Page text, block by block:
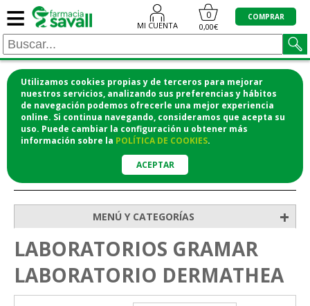
Utilizamos cookies propias y de terceros para mejorar
nuestros servicios, analizando sus preferencias y hábitos
de navegación podemos ofrecerle una mejor experiencia
online. Si continua navegando, consideramos que acepta su
uso. Puede cambiar la configuración u obtener más
información sobre la POLÍTICA DE COOKIES.
ACEPTAR
≡ MI CUENTA
0
0,00€
COMPRAR
¡COMPRA CÓMODAMENTE DESDE CASA Y RECOGE
EN LA FARMACIA!
o si lo prefieres te lo mandamos a casa
MENÚ Y CATEGORÍAS +
LABORATORIOS GRAMAR
LABORATORIO DERMATHEA